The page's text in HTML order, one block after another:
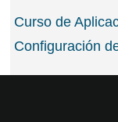
Curso de
Configuración